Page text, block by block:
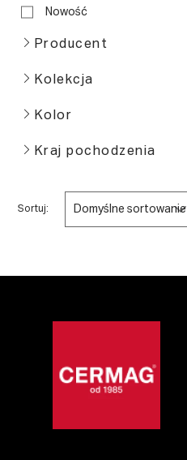
Nowość
Producent
Kolekcja
Kolor
Kraj pochodzenia
Sortuj: Domyślne sortowanie